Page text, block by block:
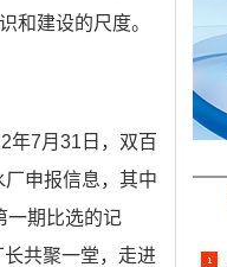
和建设的尺度。
年7月31日，双百
申报信息，其中
一期比选的记
共聚一堂，走进